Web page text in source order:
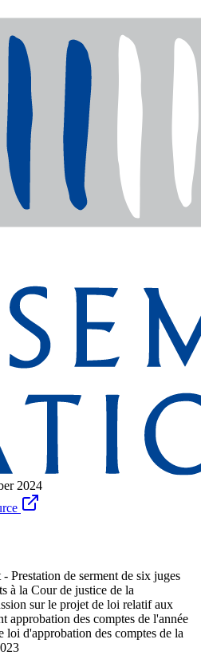
2024
Prestation de serment de six juges
à la Cour de justice de la
sur le projet de loi relatif aux
approbation des comptes de l'année
loi d'approbation des comptes de la